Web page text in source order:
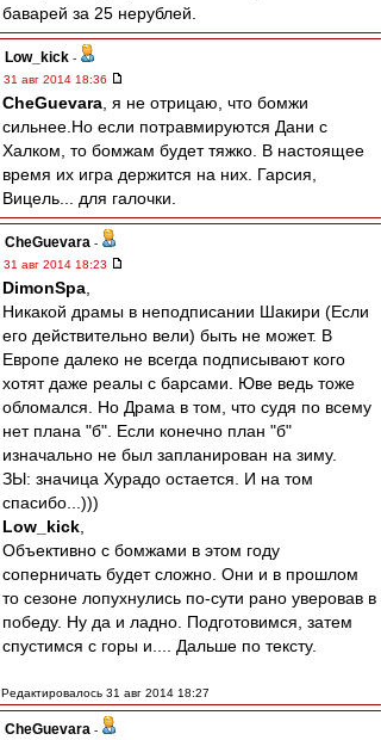
баварей за 25 нерублей.
Low_kick -
31 авг 2014 18:36
CheGuevara , я не отрицаю, что бомжи
сильнее.Но если потравмируются Дани с
Халком, то бомжам будет тяжко. В настоящее
время их игра держится на них. Гарсия,
Вицель... для галочки.
CheGuevara -
31 авг 2014 18:23
DimonSpa
Никакой драмы в неподписании Шакири (Если
его действительно вели) быть не может. В
Европе далеко не всегда подписывают кого
хотят даже реалы с барсами. Юве ведь тоже
обломался. Но Драма в том, что судя по всему
нет плана "б". Если конечно план "б"
изначально не был запланирован на зиму.
ЗЫ: значица Хурадо остается. И на том
спасибо...)))
Low_kick
Объективно с бомжами в этом году
соперничать будет сложно. Они и в прошлом
то сезоне лопухнулись по-сути рано уверовав в
победу. Ну да и ладно. Подготовимся, затем
спустимся с горы и.... Дальше по тексту.
Редактировалось 31 авг 2014 18:27
CheGuevara -